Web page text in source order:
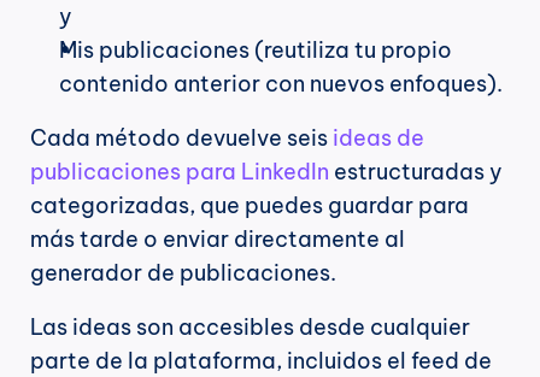
y
Mis publicaciones (reutiliza tu propio
contenido anterior con nuevos enfoques).
Cada método devuelve seis ideas de
publicaciones para LinkedIn estructuradas y
categorizadas, que puedes guardar para
más tarde o enviar directamente al
generador de publicaciones.
Las ideas son accesibles desde cualquier
parte de la plataforma, incluidos el feed de